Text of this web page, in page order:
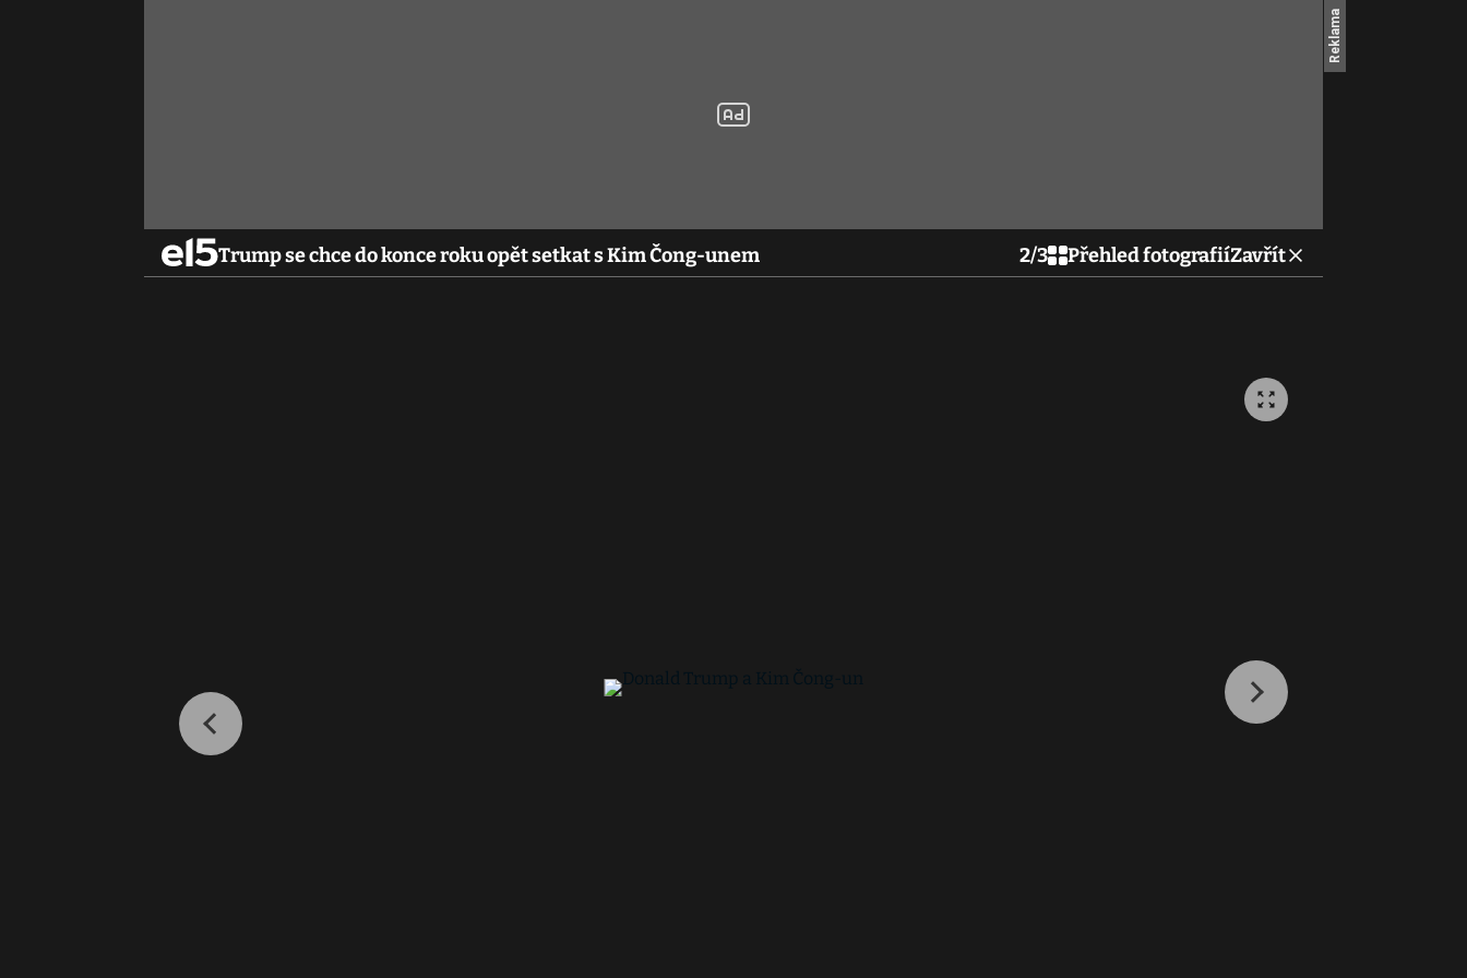
Trump se chce do konce roku opět setkat s Kim Čong-unem 2/3 Přehled fotografiíZavřít